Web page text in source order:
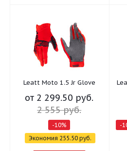
Leatt Moto 1.5 Jr Glove
от 2 299.50 руб.
2 555 руб.
-10%
Экономия 255.50 руб.
-